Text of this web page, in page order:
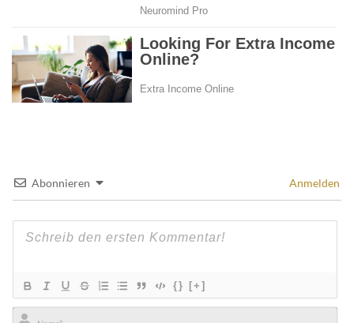
Abonnieren Anmelden
{} [+]